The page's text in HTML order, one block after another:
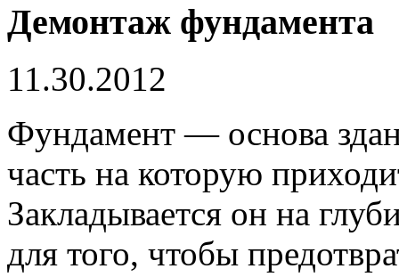
Демонтаж фундамента
11.30.2012
Фундамент — основа
часть на которую
Закладывается он на
для того, чтобы